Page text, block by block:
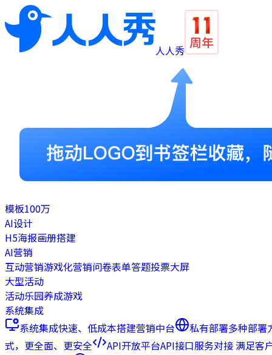
人人秀
模板100万
AI设计
H5海报画册搭建
AI营销
互动营销游戏化营销问卷表单答题投票大屏
大型活动
活动乐园养成游戏
系统集成
系统集成快速、低成本搭建营销中台 私有部署多种部署
式，更全面、更安全
API开放平台API接口服务对接 满足客